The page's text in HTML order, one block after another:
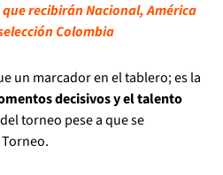
recibirán Nacional, América
Colombia
un marcador en el tablero; es la
decisivos y el talento
torneo pese a que se